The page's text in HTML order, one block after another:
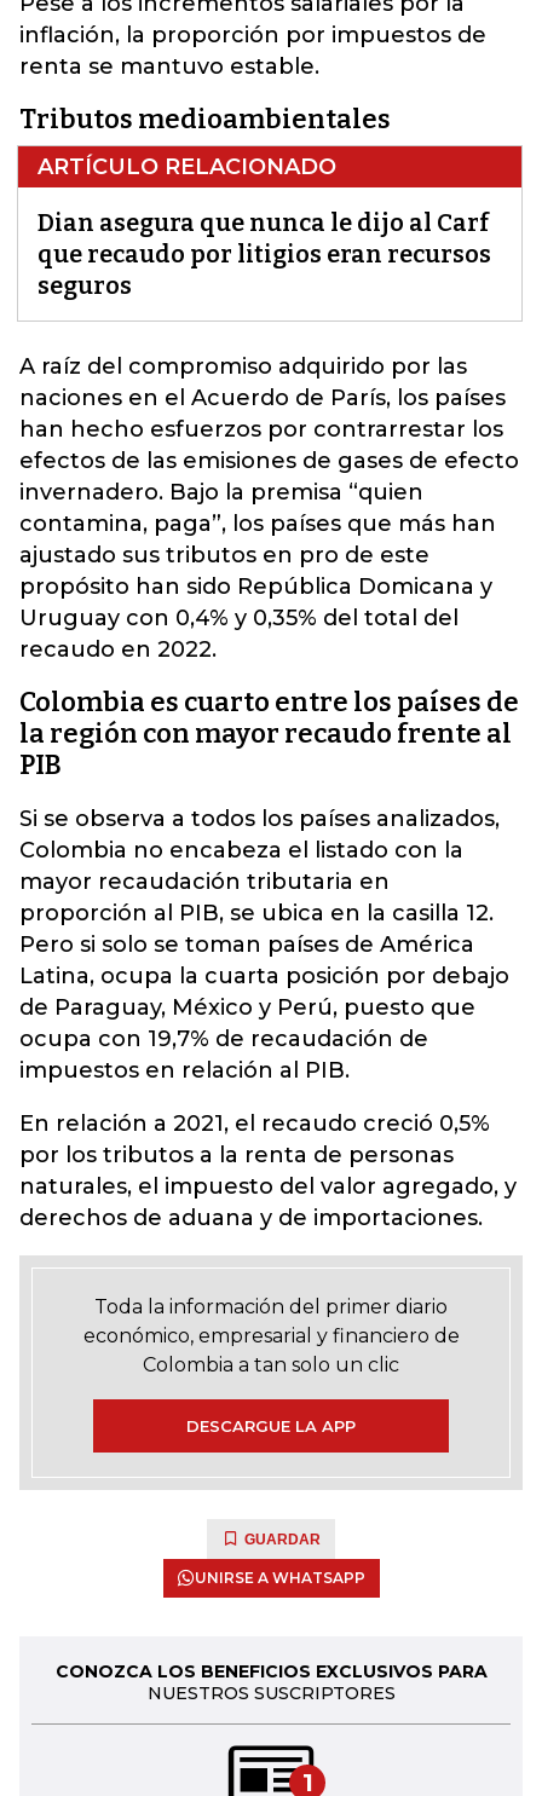
inflación, la proporción por impuestos de
renta se mantuvo estable.
Tributos medioambientales
ARTÍCULO RELACIONADO
Dian asegura que nunca le dijo al Carf
que recaudo por litigios eran recursos
seguros
A raíz del compromiso adquirido por las
naciones en el Acuerdo de París, los países
han hecho esfuerzos por contrarrestar los
efectos de las emisiones de gases de efecto
invernadero. Bajo la premisa “quien
contamina, paga”, los países que más han
ajustado sus tributos en pro de este
propósito han sido República Domicana y
Uruguay con 0,4% y 0,35% del total del
recaudo en 2022.
Colombia es cuarto entre los países de
la región con mayor recaudo frente al
PIB
Si se observa a todos los países analizados,
Colombia no encabeza el listado con la
mayor recaudación tributaria en
proporción al PIB, se ubica en la casilla 12.
Pero si solo se toman países de América
Latina, ocupa la cuarta posición por debajo
de Paraguay, México y Perú, puesto que
ocupa con 19,7% de recaudación de
impuestos en relación al PIB.
En relación a 2021, el recaudo creció 0,5%
por los tributos a la renta de personas
naturales, el impuesto del valor agregado, y
derechos de aduana y de importaciones.
Toda la información del primer diario
económico, empresarial y financiero de
Colombia a tan solo un clic
DESCARGUE LA APP
GUARDAR
UNIRSE A WHATSAPP
CONOZCA LOS BENEFICIOS EXCLUSIVOS PARA
NUESTROS SUSCRIPTORES
1